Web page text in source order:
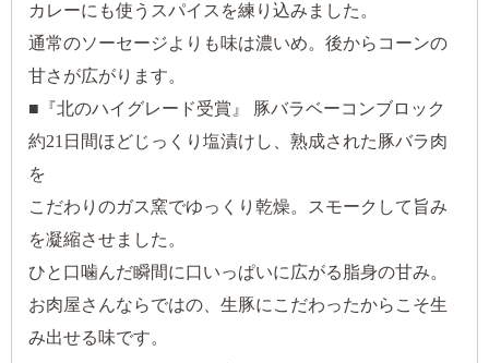
カレーにも使うスパイスを練り込みました。
通常のソーセージよりも味は濃いめ。後からコーンの
甘さが広がります。
■『北のハイグレード受賞』 豚バラベーコンブロック
約21日間ほどじっくり塩漬けし、熟成された豚バラ肉
を
こだわりのガス窯でゆっくり乾燥。スモークして旨み
を凝縮させました。
ひと口噛んだ瞬間に口いっぱいに広がる脂身の甘み。
お肉屋さんならではの、生豚にこだわったからこそ生
み出せる味です。